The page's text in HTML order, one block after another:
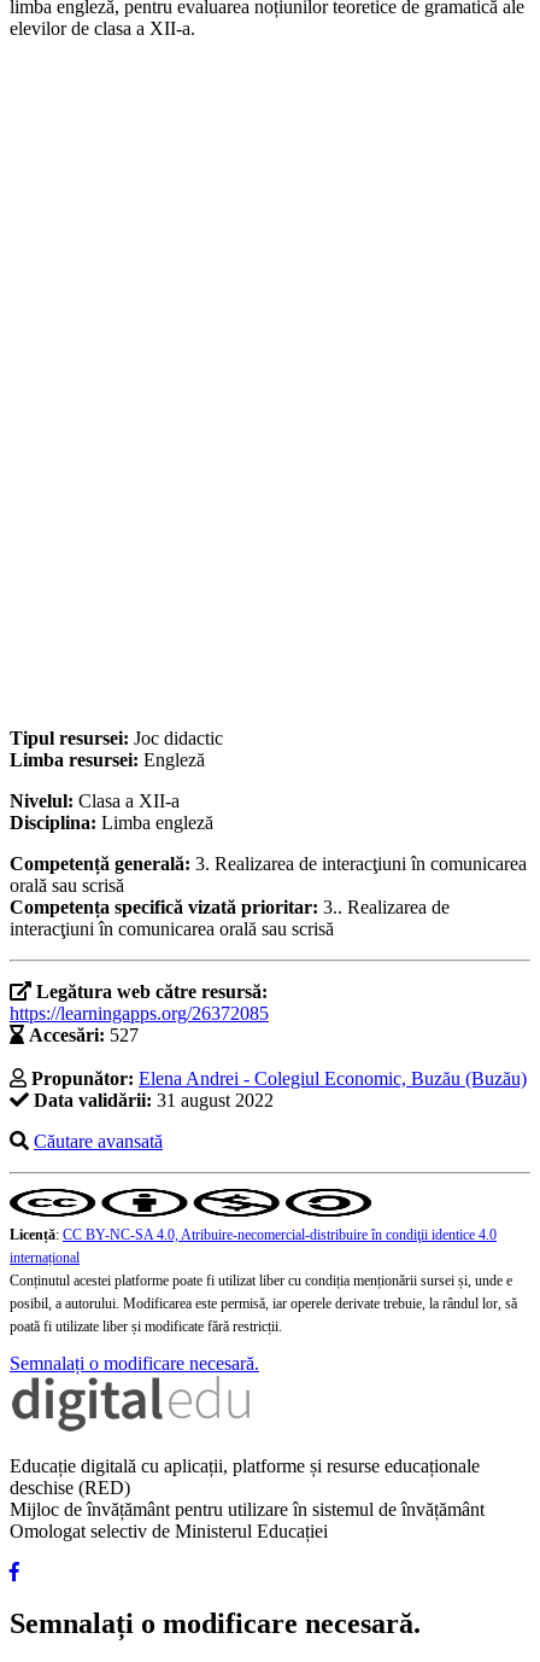
limba engleză, pentru evaluarea noțiunilor teoretice de gramatică ale
elevilor de clasa a XII-a.
Tipul resursei: Joc didactic
Limba resursei: Engleză
Nivelul: Clasa a XII-a
Disciplina: Limba engleză
Competență generală: 3. Realizarea de interacţiuni în comunicarea
orală sau scrisă
Competența specifică vizată prioritar: 3.. Realizarea de
interacţiuni în comunicarea orală sau scrisă
Legătura web către resursă:
https://learningapps.org/26372085
Accesări: 527
Propunător: Elena Andrei - Colegiul Economic, Buzău (Buzău)
Data validării: 31 august 2022
Căutare avansată
Licență: CC BY-NC-SA 4.0, Atribuire-necomercial-distribuire în condiţii identice 4.0
internațional
Conținutul acestei platforme poate fi utilizat liber cu condiția menționării sursei și, unde e
posibil, a autorului. Modificarea este permisă, iar operele derivate trebuie, la rândul lor, să
poată fi utilizate liber și modificate fără restricții.
Semnalați o modificare necesară.
Educație digitală cu aplicații, platforme și resurse educaționale
deschise (RED)
Mijloc de învățământ pentru utilizare în sistemul de învățământ
Omologat selectiv de Ministerul Educației
Semnalați o modificare necesară.